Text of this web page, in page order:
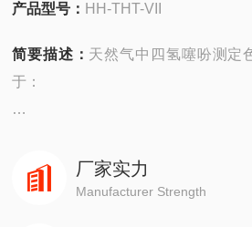
产品型号： HH-THT-VII
简要描述： 天然气中四氢噻吩测定
于：
厂家实力
Manufacturer Strength